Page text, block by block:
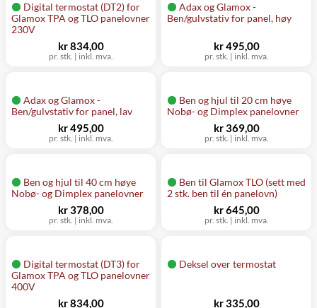
Digital termostat (DT2) for
Glamox TPA og TLO panelovner
230V
pr. stk. | inkl. mva.
kr 834,00
Adax og Glamox -
Ben/gulvstativ for panel, høy
pr. stk. | inkl. mva.
kr 495,00
Adax og Glamox -
Ben/gulvstativ for panel, lav
pr. stk. | inkl. mva.
kr 495,00
Ben og hjul til 20 cm høye
Nobø- og Dimplex panelovner
pr. stk. | inkl. mva.
kr 369,00
Ben og hjul til 40 cm høye
Nobø- og Dimplex panelovner
pr. stk. | inkl. mva.
kr 378,00
Ben til Glamox TLO (sett med
2 stk. ben til én panelovn)
pr. stk. | inkl. mva.
kr 645,00
Digital termostat (DT3) for
Glamox TPA og TLO panelovner
400V
kr 834,00
Deksel over termostat
kr 335,00